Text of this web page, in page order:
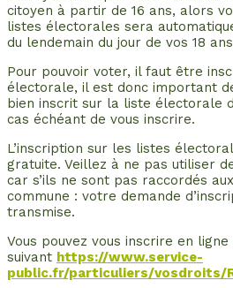
citoyen à partir de 16 ans, alors
listes électorales sera
du lendemain du jour de vos 18
Pour pouvoir voter, il faut être
électorale, il est donc important
bien inscrit sur la liste électorale
cas échéant de vous inscrire.
L’inscription sur les listes
gratuite. Veillez à ne pas utiliser
car s’ils ne sont pas raccordés
commune : votre demande
transmise.
Vous pouvez vous inscrire en
suivant https://www.service-
public.fr/particuliers/vosdroits/